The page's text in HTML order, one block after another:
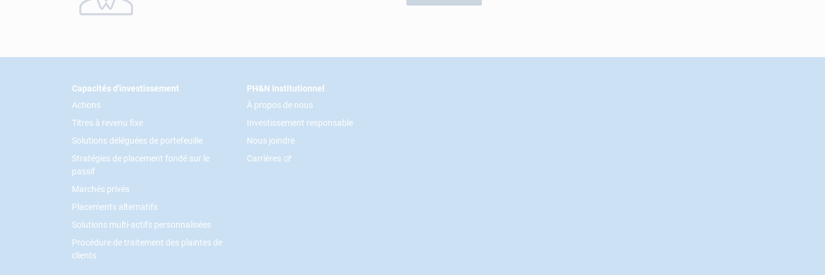
Footer
Capacités d'investissement
Actions
Titres à revenu fixe
Solutions déléguées de portefeuille
Stratégies de placement fondé sur le
passif
Marchés privés
Placements alternatifs
Solutions multi-actifs personnalisées
Procédure de traitement des plaintes de
clients
PH&N Institutionnel
À propos de nous
Investissement responsable
Nous joindre
Carrières